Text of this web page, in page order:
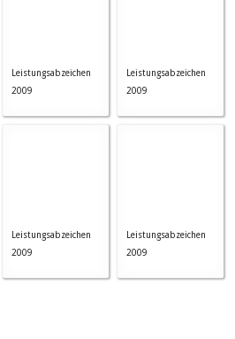
Leistungsabzeichen
2009
Leistungsabzeichen
2009
Leistungsabzeichen
2009
Leistungsabzeichen
2009